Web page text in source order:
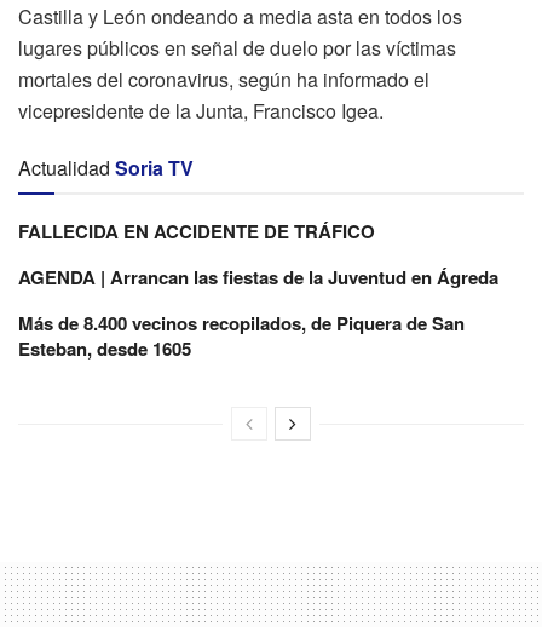
Castilla y León ondeando a media asta en todos los
lugares públicos en señal de duelo por las víctimas
mortales del coronavirus, según ha informado el
vicepresidente de la Junta, Francisco Igea.
Actualidad Soria TV
FALLECIDA EN ACCIDENTE DE TRÁFICO
AGENDA | Arrancan las fiestas de la Juventud en Ágreda
Más de 8.400 vecinos recopilados, de Piquera de San
Esteban, desde 1605